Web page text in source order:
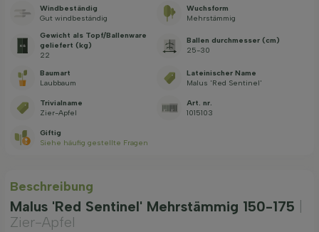
Windbeständig
Gut windbeständig
Wuchsform
Mehrstämmig
Gewicht als Topf/Ballenware
geliefert (kg)
22
Ballen durchmesser (cm)
25-30
Baumart
Laubbaum
Lateinischer Name
Malus 'Red Sentinel'
Trivialname
Zier-Apfel
Art. nr.
1015103
Giftig
Siehe häufig gestellte Fragen
Beschreibung
Malus 'Red Sentinel' Mehrstämmig 150-175
Zier-Apfel